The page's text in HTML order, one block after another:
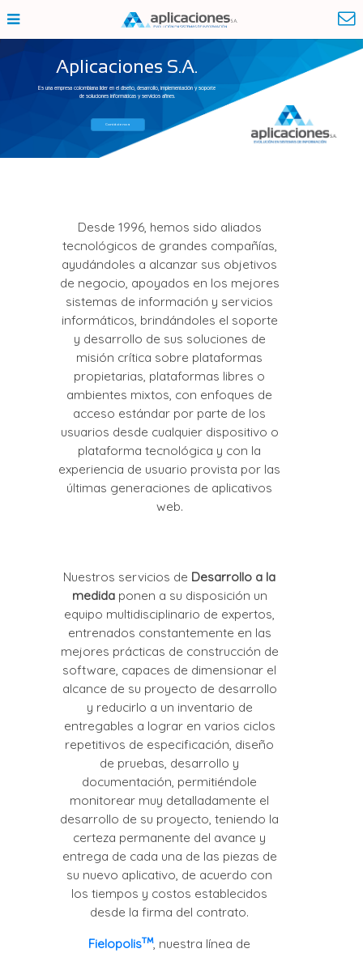
Aplicaciones S.A.
Es una empresa colombiana líder en el diseño, desarrollo, implementación y soporte
de soluciones informáticas y servicios afines.
Contáctenos
Desde 1996, hemos sido aliados
tecnológicos de grandes compañías,
ayudándoles a alcanzar sus objetivos
de negocio, apoyados en los mejores
sistemas de información y servicios
informáticos, brindándoles el soporte
y desarrollo de sus soluciones de
misión crítica sobre plataformas
propietarias, plataformas libres o
ambientes mixtos, con enfoques de
acceso estándar por parte de los
usuarios desde cualquier dispositivo o
plataforma tecnológica y con la
experiencia de usuario provista por las
últimas generaciones de aplicativos
web.
Nuestros servicios de Desarrollo a la
medidaponen a su disposición un
equipo multidisciplinario de expertos,
entrenados constantemente en las
mejores prácticas de construcción de
software, capaces de dimensionar el
alcance de su proyecto de desarrollo
y reducirlo a un inventario de
entregables a lograr en varios ciclos
repetitivos de especificación, diseño
de pruebas, desarrollo y
documentación, permitiéndole
monitorear muy detalladamente el
desarrollo de su proyecto, teniendo la
certeza permanente del avance y
entrega de cada una de las piezas de
su nuevo aplicativo, de acuerdo con
los tiempos y costos establecidos
desde la firma del contrato.
Fielopolis
, nuestra línea de